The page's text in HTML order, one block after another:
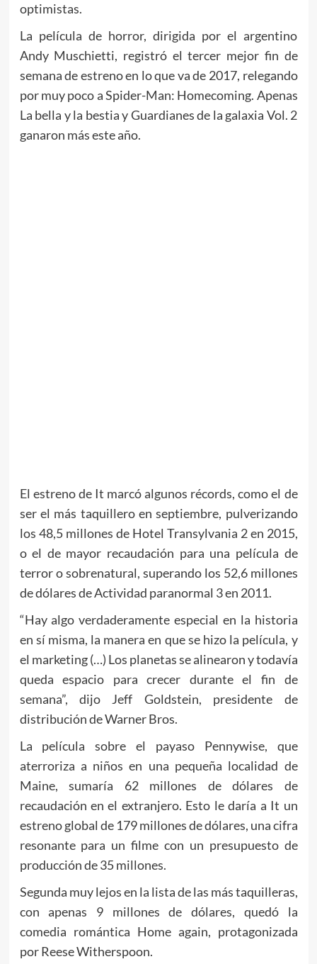
optimistas.
La película de horror, dirigida por el argentino
Andy Muschietti, registró el tercer mejor fin de
semana de estreno en lo que va de 2017, relegando
por muy poco a Spider-Man: Homecoming. Apenas
La bella y la bestia y Guardianes de la galaxia Vol. 2
ganaron más este año.
El estreno de It marcó algunos récords, como el de
ser el más taquillero en septiembre, pulverizando
los 48,5 millones de Hotel Transylvania 2 en 2015,
o el de mayor recaudación para una película de
terror o sobrenatural, superando los 52,6 millones
de dólares de Actividad paranormal 3 en 2011.
“Hay algo verdaderamente especial en la historia
en sí misma, la manera en que se hizo la película, y
el marketing (…) Los planetas se alinearon y todavía
queda espacio para crecer durante el fin de
semana”, dijo Jeff Goldstein, presidente de
distribución de Warner Bros.
La película sobre el payaso Pennywise, que
aterroriza a niños en una pequeña localidad de
Maine, sumaría 62 millones de dólares de
recaudación en el extranjero. Esto le daría a It un
estreno global de 179 millones de dólares, una cifra
resonante para un filme con un presupuesto de
producción de 35 millones.
Segunda muy lejos en la lista de las más taquilleras,
con apenas 9 millones de dólares, quedó la
comedia romántica Home again, protagonizada
por Reese Witherspoon.